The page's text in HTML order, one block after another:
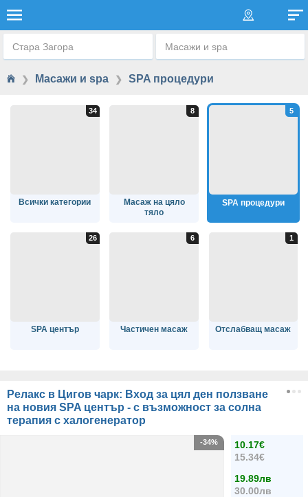
Стара Загора Масажи и spa
❯ Масажи и spa ❯ SPA процедури
Всички категории
Масаж на цяло
тяло
SPA процедури
SPA център Частичен масаж Отслабващ масаж
Релакс в Цигов чарк: Вход за цял ден ползване
на новия SPA център - с възможност за солна
терапия с халогенератор
10.17€
15.34€
19.89лв
30.00лв
-34%